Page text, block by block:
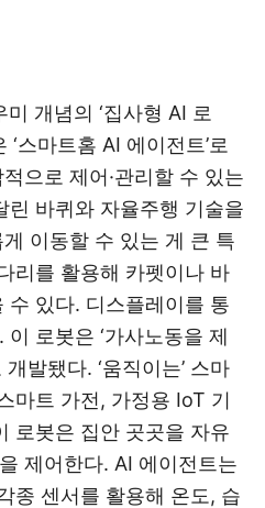
개념의 ‘집사형 AI 로
스마트홈 AI 에이전트’로
으로 제어·관리할 수 있는
린 바퀴와 자율주행 기술을
이동할 수 있는 게 큰 특
리를 활용해 카펫이나 바
수 있다. 디스플레이를 통
로봇은 ‘가사노동을 제
발됐다. ‘움직이는’ 스마
마트 가전, 가정용 IoT 기
로봇은 집안 곳곳을 자유
제어한다. AI 에이전트는
종 센서를 활용해 온도, 습